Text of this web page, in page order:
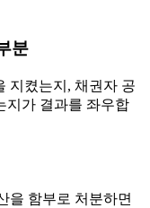
분
지켰는지, 채권자 공
지가 결과를 좌우합
을 함부로 처분하면